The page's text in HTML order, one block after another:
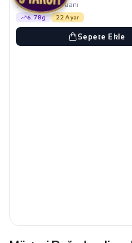
★4,7mağaza puanı
6.78g 22 Ayar
Sepete Ekle